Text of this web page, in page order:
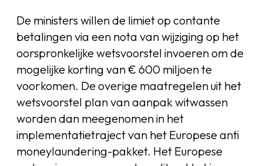
De ministers willen de limiet op contante
betalingen via een nota van wijziging op het
oorspronkelijke wetsvoorstel invoeren om de
mogelijke korting van € 600 miljoen te
voorkomen. De overige maatregelen uit het
wetsvoorstel plan van aanpak witwassen
worden dan meegenomen in het
implementatietraject van het Europese anti
moneylaundering-pakket. Het Europese